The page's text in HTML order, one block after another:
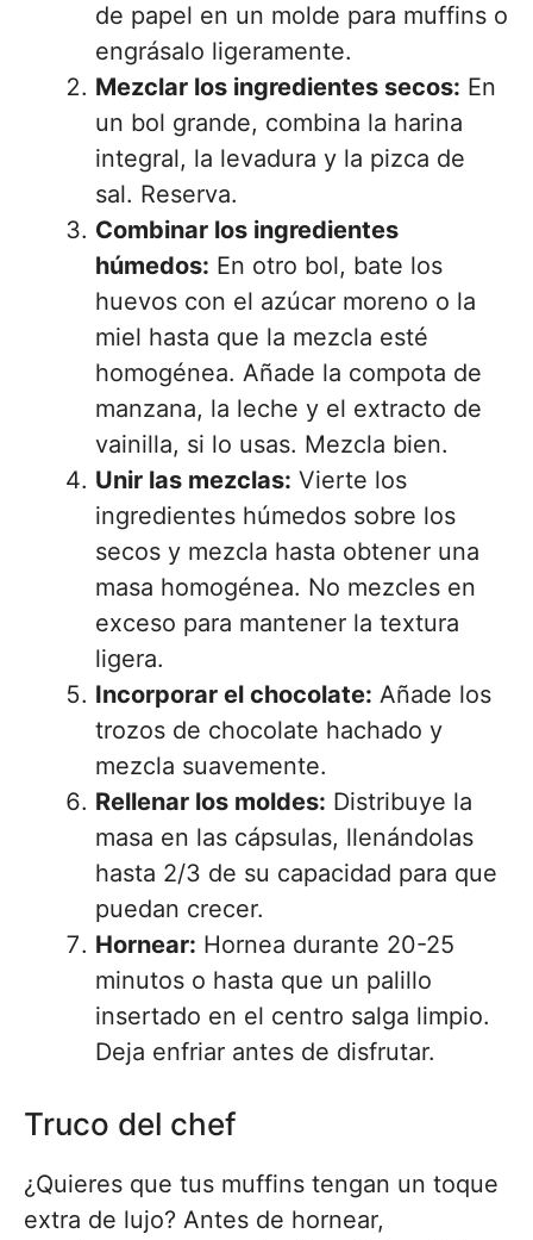
de papel en un molde para muffins o
engrásalo ligeramente.
Mezclar los ingredientes secos: En
un bol grande, combina la harina
integral, la levadura y la pizca de
sal. Reserva.
Combinar los ingredientes
húmedos: En otro bol, bate los
huevos con el azúcar moreno o la
miel hasta que la mezcla esté
homogénea. Añade la compota de
manzana, la leche y el extracto de
vainilla, si lo usas. Mezcla bien.
Unir las mezclas: Vierte los
ingredientes húmedos sobre los
secos y mezcla hasta obtener una
masa homogénea. No mezcles en
exceso para mantener la textura
ligera.
Incorporar el chocolate: Añade los
trozos de chocolate hachado y
mezcla suavemente.
Rellenar los moldes: Distribuye la
masa en las cápsulas, llenándolas
hasta 2/3 de su capacidad para que
puedan crecer.
Hornear: Hornea durante 20-25
minutos o hasta que un palillo
insertado en el centro salga limpio.
Deja enfriar antes de disfrutar.
Truco del chef
¿Quieres que tus muffins tengan un toque
extra de lujo? Antes de hornear,